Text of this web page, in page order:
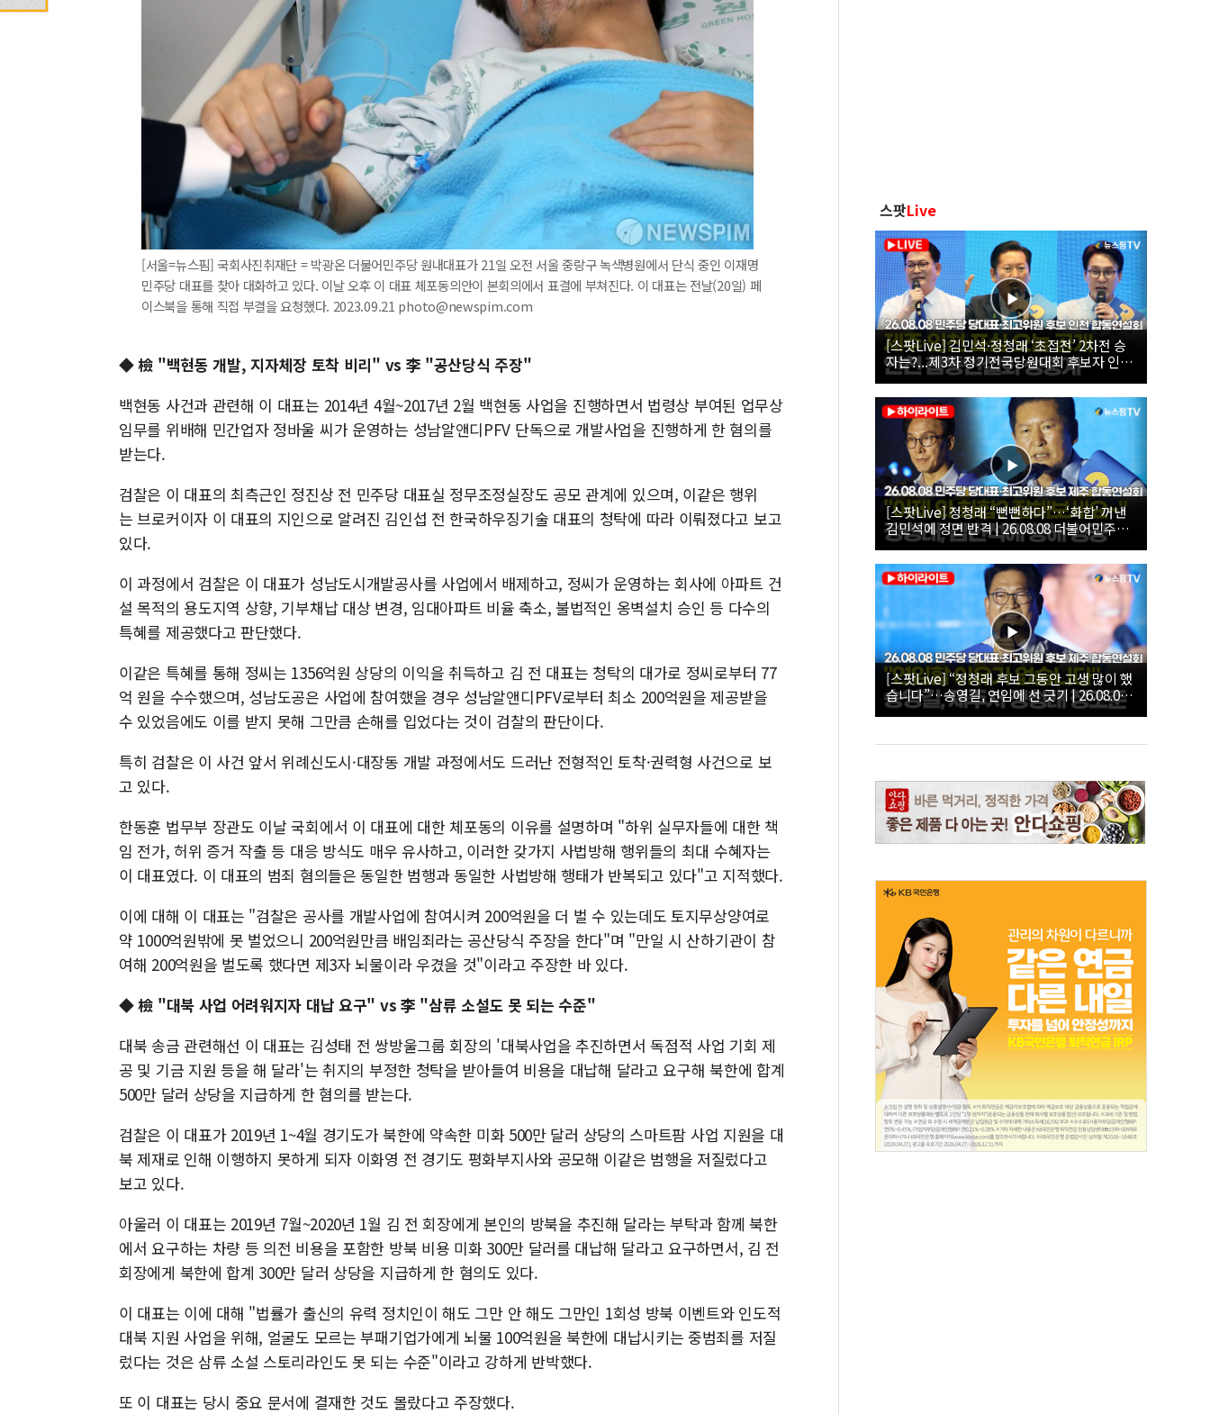
[서울=뉴스핌] 국회사진취재단 = 박광온 더불어민주당 원내대표가 21일 오전 서울 중랑구 녹색병원에서 단식 중인 이재명
민주당 대표를 찾아 대화하고 있다. 이날 오후 이 대표 체포동의안이 본회의에서 표결에 부쳐진다. 이 대표는 전날(20일) 페
이스북을 통해 직접 부결을 요청했다. 2023.09.21 photo@newspim.com
◆ 檢 "백현동 개발, 지자체장 토착 비리" vs 李 "공산당식 주장"
백현동 사건과 관련해 이 대표는 2014년 4월~2017년 2월 백현동 사업을 진행하면서 법령상 부여된 업무상
임무를 위배해 민간업자 정바울 씨가 운영하는 성남알앤디PFV 단독으로 개발사업을 진행하게 한 혐의를
받는다.
검찰은 이 대표의 최측근인 정진상 전 민주당 대표실 정무조정실장도 공모 관계에 있으며, 이같은 행위
는 브로커이자 이 대표의 지인으로 알려진 김인섭 전 한국하우징기술 대표의 청탁에 따라 이뤄졌다고 보고
있다.
이 과정에서 검찰은 이 대표가 성남도시개발공사를 사업에서 배제하고, 정씨가 운영하는 회사에 아파트 건
설 목적의 용도지역 상향, 기부채납 대상 변경, 임대아파트 비율 축소, 불법적인 옹벽설치 승인 등 다수의
특혜를 제공했다고 판단했다.
이같은 특혜를 통해 정씨는 1356억원 상당의 이익을 취득하고 김 전 대표는 청탁의 대가로 정씨로부터 77
억 원을 수수했으며, 성남도공은 사업에 참여했을 경우 성남알앤디PFV로부터 최소 200억원을 제공받을
수 있었음에도 이를 받지 못해 그만큼 손해를 입었다는 것이 검찰의 판단이다.
특히 검찰은 이 사건 앞서 위례신도시·대장동 개발 과정에서도 드러난 전형적인 토착·권력형 사건으로 보
고 있다.
한동훈 법무부 장관도 이날 국회에서 이 대표에 대한 체포동의 이유를 설명하며 "하위 실무자들에 대한 책
임 전가, 허위 증거 작출 등 대응 방식도 매우 유사하고, 이러한 갖가지 사법방해 행위들의 최대 수혜자는
이 대표였다. 이 대표의 범죄 혐의들은 동일한 범행과 동일한 사법방해 행태가 반복되고 있다"고 지적했다.
이에 대해 이 대표는 "검찰은 공사를 개발사업에 참여시켜 200억원을 더 벌 수 있는데도 토지무상양여로
약 1000억원밖에 못 벌었으니 200억원만큼 배임죄라는 공산당식 주장을 한다"며 "만일 시 산하기관이 참
여해 200억원을 벌도록 했다면 제3자 뇌물이라 우겼을 것"이라고 주장한 바 있다.
◆ 檢 "대북 사업 어려워지자 대납 요구" vs 李 "삼류 소설도 못 되는 수준"
대북 송금 관련해선 이 대표는 김성태 전 쌍방울그룹 회장의 '대북사업을 추진하면서 독점적 사업 기회 제
공 및 기금 지원 등을 해 달라'는 취지의 부정한 청탁을 받아들여 비용을 대납해 달라고 요구해 북한에 합계
500만 달러 상당을 지급하게 한 혐의를 받는다.
검찰은 이 대표가 2019년 1~4월 경기도가 북한에 약속한 미화 500만 달러 상당의 스마트팜 사업 지원을 대
북 제재로 인해 이행하지 못하게 되자 이화영 전 경기도 평화부지사와 공모해 이같은 범행을 저질렀다고
보고 있다.
아울러 이 대표는 2019년 7월~2020년 1월 김 전 회장에게 본인의 방북을 추진해 달라는 부탁과 함께 북한
에서 요구하는 차량 등 의전 비용을 포함한 방북 비용 미화 300만 달러를 대납해 달라고 요구하면서, 김 전
회장에게 북한에 합계 300만 달러 상당을 지급하게 한 혐의도 있다.
이 대표는 이에 대해 "법률가 출신의 유력 정치인이 해도 그만 안 해도 그만인 1회성 방북 이벤트와 인도적
대북 지원 사업을 위해, 얼굴도 모르는 부패기업가에게 뇌물 100억원을 북한에 대납시키는 중범죄를 저질
렀다는 것은 삼류 소설 스토리라인도 못 되는 수준"이라고 강하게 반박했다.
또 이 대표는 당시 중요 문서에 결재한 것도 몰랐다고 주장했다.
스팟Live
[스팟Live] 김민석·정청래 ‘초접전’ 2차전 승
자는?...제3차 정기전국당원대회 후보자 인천
합동연설회 생중계 | 26.08.08
[스팟Live] 정청래 “뻔뻔하다”…‘화합’ 꺼낸
김민석에 정면 반격 | 26.08.08 더불어민주당
당대표·최고위원 후보 제주 합동연설회
[스팟Live] “정청래 후보 그동안 고생 많이 했
습니다”…송영길, 연임에 선 긋기 | 26.08.08
더불어민주당 당대표·최고위원 후보 제주 합